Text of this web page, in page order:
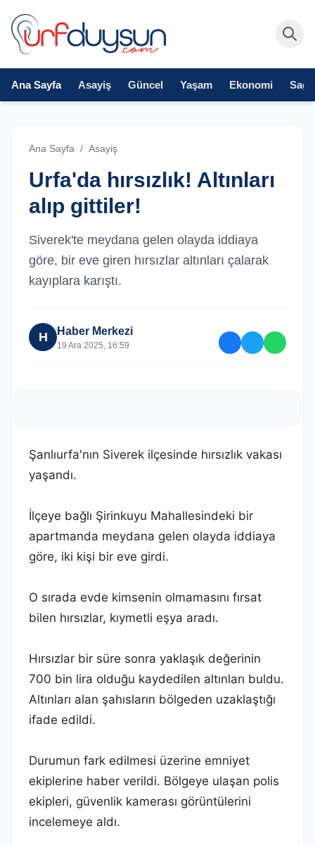
Ana Sayfa Asayiş Güncel Yaşam Ekonomi
Ana Sayfa / Asayiş
Urfa'da hırsızlık! Altınları
alıp gittiler!
Siverek'te meydana gelen olayda iddiaya
göre, bir eve giren hırsızlar altınları çalarak
kayıplara karıştı.
H Haber Merkezi
19 Ara 2025, 16:59
Şanlıurfa'nın Siverek ilçesinde hırsızlık vakası
yaşandı.
İlçeye bağlı Şirinkuyu Mahallesindeki bir
apartmanda meydana gelen olayda iddiaya
göre, iki kişi bir eve girdi.
O sırada evde kimsenin olmamasını fırsat
bilen hırsızlar, kıymetli eşya aradı.
Hırsızlar bir süre sonra yaklaşık değerinin
700 bin lira olduğu kaydedilen altınları buldu.
Altınları alan şahısların bölgeden uzaklaştığı
ifade edildi.
Durumun fark edilmesi üzerine emniyet
ekiplerine haber verildi. Bölgeye ulaşan polis
ekipleri, güvenlik kamerası görüntülerini
incelemeye aldı.